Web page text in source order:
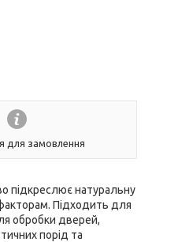
для замовлення
підкреслює натуральну
Підходить для
обробки дверей,
порід та